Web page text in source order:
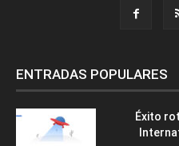
ENTRADAS POPULARES
Éxito